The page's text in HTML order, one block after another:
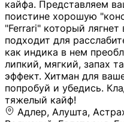
кайфа. Представляем
поистине хорошую
"Ferrari" который лягнет
подходит для
как индика в нем
липкий, мягкий, запах
эффект. Хитман для
попробуй и убедись.
тяжелый кайф!
Адлер, Алушта, Астрахань, Бахчисарай, Волгоград, Волжский, Евпатория, Екатеринбург, Ишимбай, Казань, Керчь, Копейск, Курск, Рыльск, Саки, Салават, Симферополь, Сочи, Старый Крым, Стерлитамак, Судак, Уфа, Феодосия, Хабаровск, Челябинск, Ялта, Джанкой, Новосибирск, Щёлкино, Санкт-Петербург, Мурманск, Сургут, Невинномысск, Черкесск, Усть-Лабинск, Геленджик, Ставрополь, Калуга, Елец, Лебедянь, Данков, Жуковский, Оренбург, Орск (Оренбургская область), Магнитогорск, Пермь, Зеленоград, Солнечногорск, Нижний Новгород, Лысково, Заволжье, Кстово, Балахна (Нижегородская область), Богородск, Бор (Нижегородская область), Саратов, Энгельс, Ижевск, Тюмень, Ростов-на-Дону, Шахты, Новочеркасск, Батайск, Аксай, Люберцы, Истра, Москва, Армавир, Краснодар, Магадан, Самара, Анапа, Славянск-на-Кубани, Чаплыгин, Липецк, Нижний Тагил, Орехово-Зуево, Усть-Джегута, Лянтор, Нефтеюганск, Пыть-Ях, Урень, Ветлуга, Шахунья, Новороссийск, Крымск, Тимашёвск, Тольятти, Воткинск, Звенигород, Руза, Можайск, Белгород, Воронеж, Соликамск, Нытва, Лысьва (Пермский край), Чусовой, Кунгур, Краснокамск, Миасс, Губаха, Тула, Новомосковск, Донской, Омск, Льгов, Мытищи, Королёв, Ивантеевка, Балашиха, Семилуки, Кудымкар, Старый Оскол, Оса (Пермский край), Одинцово (Московская область), Ханты-Мансийск, Лабинск, Темрюк, Курганинск, Белореченск (Краснодарский край), Алупкa, Губкин, Рязань, Калининград, Усть-Илимск, Фрязино, Минеральные Воды, Пятигорск, Кострома, Ярославль, Коркино, Верхняя Пышма, Подольск, Красноярск, Смоленск, Долгопрудный, Чебоксары, Калачинск, Канск, Киров (Кировская область), Вологда, Рославль, Владивосток, Обнинск, Балабаново (Калужская область), Малоярославец, Брянск, Видное, Ярцево, Вязьма, Гагарин, Приволжск, Фурманов, Чайковский, Кинешма, Горячий Ключ, Улан-Удэ, Туймазы, Дюртюли, Альметьевск, Нефтекамск, Хадыженск, Апшеронск, Майкоп, Уссурийск, Ульяновск, Гатчина, Луга (Ленинградская область), Надым, Ногинск, Электросталь, Железнодорожный (Московская область), Бутурлиновка, Кириллов, Краснознаменск (Калиниградская область), Мышкин, Томмот, Холм, Абакан, Абдулино, Агидель, Агрыз, Адыгейск, Азнакаево, Алатырь, Алдан, Алейск, Александров, Александровск, Алексеевка (Белгородская обл.), Алексин, Амурск, Анадырь, Ангарск, Андреаполь, Анжеро-Судженск, Анива, Апатиты, Арамиль, Ардон, Арзамас, Аркадак, Арсеньев, Артём, Артёмовский, Архангельск, Асбест, Асино, Аткарск, Ахтубинск, Аша, Бабаево (Вологодская область), Бавлы (Республика Татарстан), Байкальск, Бакал, Баксан, Балаклава, Балаково (Саратовская область), Балашов (Саратовская область), Балтийск, Барабинск, Барнаул, Барыш (Ульяновская область), Бежецк, Белая Калитва (Ростовская область), Белебей, Белогорск (Крым), Белозерск, Белокуриха, Беломорск, Белоозёрский (Московская область), Белорецк (Республика Башкортостан), Кызыл, Белоярский (Ханты-Мансийский АО), Бердск, Березники (Пермский край), Берёзовский (Кемеровская область), Берёзовский (Свердловская область), Беслан, Бийск, Бикин, Билибино, Биробиджан, Благовещенск (Амурская область), Благовещенск (Башкортостан), Бобров, Богородицк, Боготол, Богучар, Бокситогорск (Ленинградская область), Бологое (Тверская область), Болхов, Большой Камень (Приморский край), Борисоглебск (Воронежская область), Боровичи (Новгородская область), Боровск, Бородино, Братск, Бронницы (Московская область), Бугульма (Республика Татарстан), Бугуруслан (Оренбургская область), Буинск, Буй, Буйнакск, Валдай, Валуйки, Велиж, Великие Луки, Великий Новгород, Великий Устюг, Вельск, Венёв, Верещагино, Верхнеуральск, Верхний Уфалей, Верхняя Салда, Верхняя Тура, Весьегонск, Вилючинск, Вихоревка, Вичуга, Владикавказ, Волгодонск, Волгореченск, Володарск, Волосово, Волчанск, Вольск, Воркута, Ворсма, Всеволожск (Ленинградская область), Вуктыл, Выкса, Высоковск, Высоцк, Вытегра, Вышний Волочёк, Вяземский, Вязники, Вятские Поляны, Нея, Шилка, Гаврилов Посад, Гаврилов-Ям, Гай, Галич, Гдов, Голицыно, Горно-Алтайск, Горнозаводск, Горняк, Городец, Гороховец, Гремячинск, Грозный, Грязи, Грязовец, Губкинский, Гуково, Гулькевичи, Гурьевск (Калининградская область), Гурьевск (Кемеровская область), Гусев, Гусь-Хрустальный, Давлеканово, Далматово, Дальнегорск, Дегтярск, Дедовск,